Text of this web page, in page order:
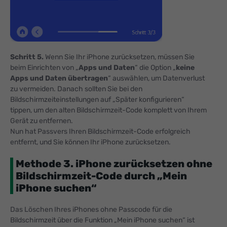
Schritt 5. Wenn Sie Ihr iPhone zurücksetzen, müssen Sie
beim Einrichten von „Apps und Daten“ die Option „keine
Apps und Daten übertragen“ auswählen, um Datenverlust
zu vermeiden. Danach sollten Sie bei den
Bildschirmzeiteinstellungen auf „Später konfigurieren“
tippen, um den alten Bildschirmzeit-Code komplett von Ihrem
Gerät zu entfernen.
Nun hat Passvers Ihren Bildschirmzeit-Code erfolgreich
entfernt, und Sie können Ihr iPhone zurücksetzen.
Methode 3. iPhone zurücksetzen ohne
Bildschirmzeit-Code durch „Mein
iPhone suchen“
Das Löschen Ihres iPhones ohne Passcode für die
Bildschirmzeit über die Funktion „Mein iPhone suchen“ ist